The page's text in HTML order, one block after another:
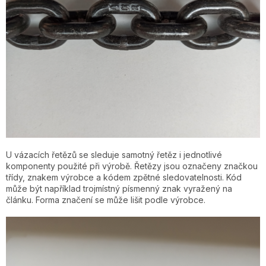
U vázacích řetězů se sleduje samotný řetěz i jednotlivé
komponenty použité při výrobě. Řetězy jsou označeny značkou
třídy, znakem výrobce a kódem zpětné sledovatelnosti. Kód
může být například trojmístný písmenný znak vyražený na
článku. Forma značení se může lišit podle výrobce.